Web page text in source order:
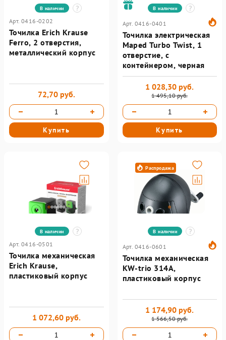
В наличии
Арт. 0416-0202
Точилка Erich Krause
Ferro, 2 отверстия,
металлический корпус
72,70 руб.
Купить
В наличии
Арт. 0416-0401
Точилка электрическая
Maped Turbo Twist, 1
отверстие, с
контейнером, черная
1 495,10 руб.
1 028,30 руб.
Купить
В наличии
Арт. 0416-0501
Точилка механическая
Erich Krause,
пластиковый корпус
1 072,60 руб.
Распродажа
В наличии
Арт. 0416-0601
Точилка механическая
KW-trio 314A,
пластиковый корпус
1 566,50 руб.
1 174,90 руб.